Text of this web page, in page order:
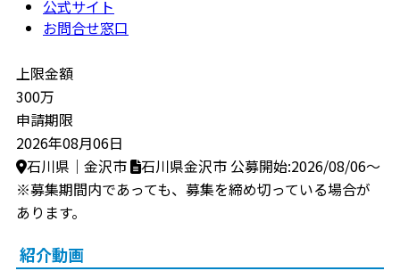
公式サイト
お問合せ窓口
上限金額
300万
申請期限
2026年08月06日
石川県｜金沢市
石川県金沢市 公募開始:2026/08/06～
※募集期間内であっても、募集を締め切っている場合が
あります。
紹介動画